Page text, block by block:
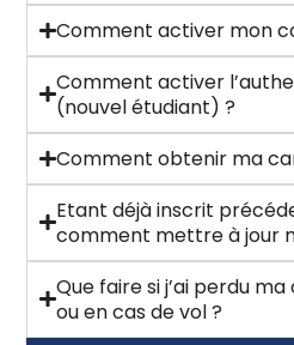
Comment activer mon
Comment activer
(nouvel étudiant) ?
Comment obtenir ma
Etant déjà inscrit
comment mettre à jour
Que faire si j’ai perdu
ou en cas de vol ?